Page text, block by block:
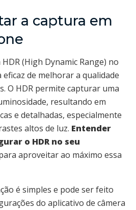
a captura em
(High Dynamic Range) no
de melhorar a qualidade
O HDR permite capturar uma
resultando em
e detalhadas, especialmente
altos de luz. Entender
o HDR no seu
aproveitar ao máximo essa
é simples e pode ser feito
do aplicativo de câmera